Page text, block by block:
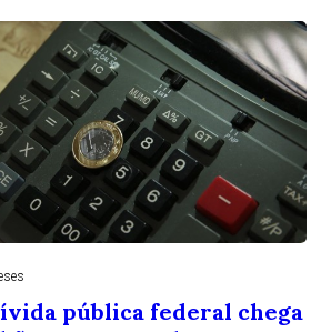
pública federal chega